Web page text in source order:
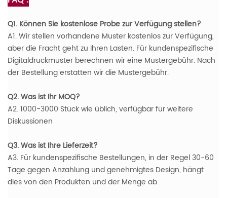
Q1. Können Sie kostenlose Probe zur Verfügung stellen?
A1. Wir stellen vorhandene Muster kostenlos zur Verfügung,
aber die Fracht geht zu Ihren Lasten. Für kundenspezifische
Digitaldruckmuster berechnen wir eine Mustergebühr. Nach
der Bestellung erstatten wir die Mustergebühr.
Q2. Was ist Ihr MOQ?
A2. 1000-3000 Stück wie üblich, verfügbar für weitere
Diskussionen
Q3. Was ist Ihre Lieferzeit?
A3. Für kundenspezifische Bestellungen, in der Regel 30-60
Tage gegen Anzahlung und genehmigtes Design, hängt
dies von den Produkten und der Menge ab.